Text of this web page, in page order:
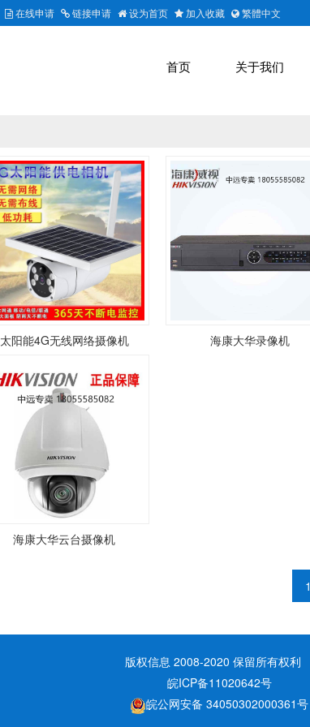
在线申请 链接申请 设为首页 加入收藏 繁體中文
关于我们
首页
太阳能4G无线网络摄像机 海康大华录像机
海康大华云台摄像机
1
版权信息 2008-2020 保留所有权利
皖ICP备11020642号
皖公网安备 34050302000361号